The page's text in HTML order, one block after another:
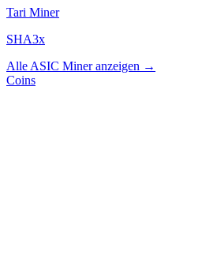
Tari Miner
SHA3x
Alle ASIC Miner anzeigen →
Coins